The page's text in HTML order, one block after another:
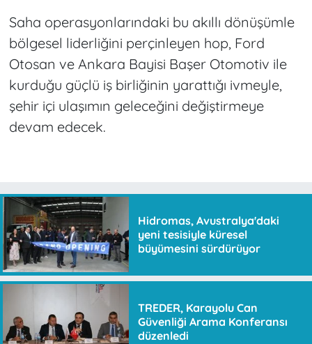
Saha operasyonlarındaki bu akıllı dönüşümle
bölgesel liderliğini perçinleyen hop, Ford
Otosan ve Ankara Bayisi Başer Otomotiv ile
kurduğu güçlü iş birliğinin yarattığı ivmeyle,
şehir içi ulaşımın geleceğini değiştirmeye
devam edecek.
Hidromas, Avustralya'daki
yeni tesisiyle küresel
büyümesini sürdürüyor
TREDER, Karayolu Can
Güvenliği Arama Konferansı
düzenledi